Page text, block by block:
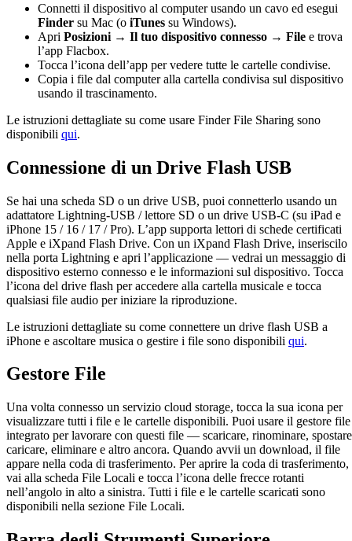
Connetti il dispositivo al computer usando un cavo ed esegui
Finder su Mac (o iTunes su Windows).
Apri Posizioni → Il tuo dispositivo connesso → File e trova
l’app Flacbox.
Tocca l’icona dell’app per vedere tutte le cartelle condivise.
Copia i file dal computer alla cartella condivisa sul dispositivo
usando il trascinamento.
Le istruzioni dettagliate su come usare Finder File Sharing sono
disponibili qui.
Connessione di un Drive Flash USB
Se hai una scheda SD o un drive USB, puoi connetterlo usando un
adattatore Lightning-USB / lettore SD o un drive USB-C (su iPad e
iPhone 15 / 16 / 17 / Pro). L’app supporta lettori di schede certificati
Apple e iXpand Flash Drive. Con un iXpand Flash Drive, inseriscilo
nella porta Lightning e apri l’applicazione — vedrai un messaggio di
dispositivo esterno connesso e le informazioni sul dispositivo. Tocca
l’icona del drive flash per accedere alla cartella musicale e tocca
qualsiasi file audio per iniziare la riproduzione.
Le istruzioni dettagliate su come connettere un drive flash USB a
iPhone e ascoltare musica o gestire i file sono disponibili qui.
Gestore File
Una volta connesso un servizio cloud storage, tocca la sua icona per
visualizzare tutti i file e le cartelle disponibili. Puoi usare il gestore file
integrato per lavorare con questi file — scaricare, rinominare,
caricare, eliminare e altro ancora. Quando avvii un download, il file
appare nella coda di trasferimento. Per aprire la coda di trasferimento,
vai alla scheda File Locali e tocca l’icona delle frecce rotanti
nell’angolo in alto a sinistra. Tutti i file e le cartelle scaricati sono
disponibili nella sezione File Locali.